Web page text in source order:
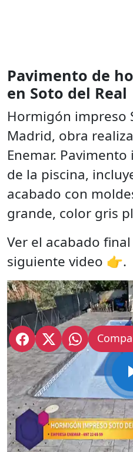
Pavimento de
en Soto del Real
Hormigón impreso
Madrid, obra
Enemar.
de la piscina,
acabado con
grande, color gris
Ver el acabado
siguiente video 👉.